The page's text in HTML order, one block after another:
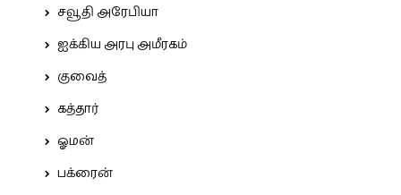
சவூதி அரேபியா
ஐக்கிய அரபு அமீரகம்
குவைத்
கத்தார்
ஓமன்
பக்ரைன்